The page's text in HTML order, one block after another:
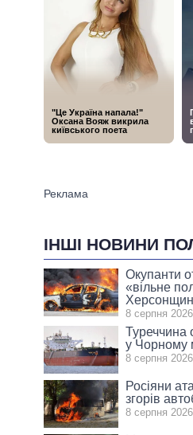
ІНШІ НОВИНИ
Окупанти
«вільне
8 серпня
Туреччина
у Чорному
8 серпня
Росіяни
згорів
8 серпня